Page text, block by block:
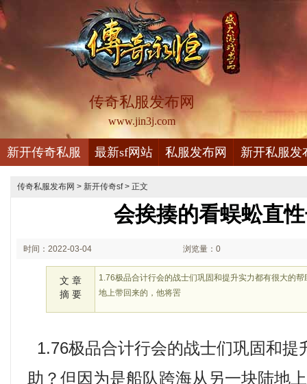
传奇私服发布网
www.jin3j.com
新开传奇私服 最新sf网站 私服发布网 新开私服发
传奇私服发布网 > 新开传奇sf> 正文
会挨揍的看蜈蚣直
时间：2022-03-04 浏览量：0
文 章
摘 要
1.76极品合计行会的战士们巩固和提升实力都有很大的
地上带回来的，他将罟
1.76极品合计行会的战士们巩固和提
助？但因为是船队跨海从另一块陆地